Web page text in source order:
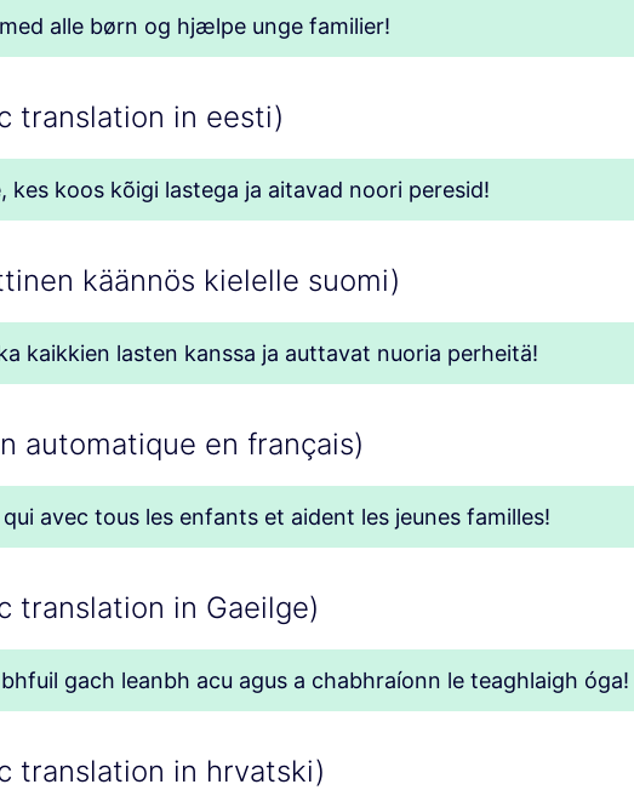
alle børn og hjælpe unge familier!
translation in eesti)
kes koos kõigi lastega ja aitavad noori peresid!
käännös kielelle suomi)
kaikkien lasten kanssa ja auttavat nuoria perheitä!
automatique en français)
avec tous les enfants et aident les jeunes familles!
translation in Gaeilge)
gach leanbh acu agus a chabhraíonn le teaghlaigh óga!
translation in hrvatski)